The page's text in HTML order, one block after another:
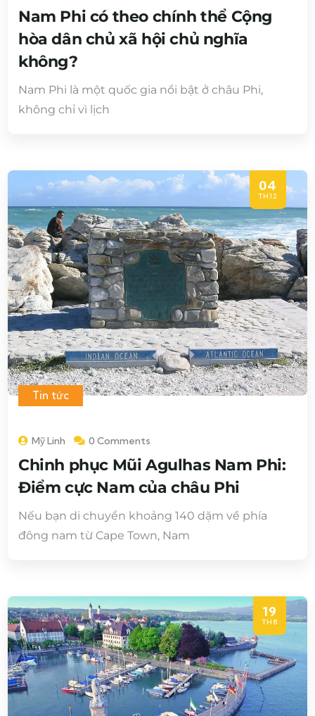
Nam Phi có theo chính thể Cộng
hòa dân chủ xã hội chủ nghĩa
không?
Nam Phi là một quốc gia nổi bật ở châu Phi,
không chỉ vì lịch
04
TH12
Tin tức
Mỹ Linh 0 Comments
Chinh phục Mũi Agulhas Nam Phi:
Điểm cực Nam của châu Phi
Nếu bạn di chuyển khoảng 140 dặm về phía
đông nam từ Cape Town, Nam
19
TH8